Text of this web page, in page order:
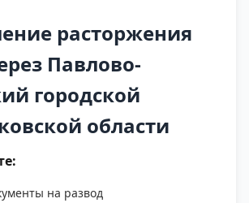
расторжения
Павлово-
городской
области
на развод